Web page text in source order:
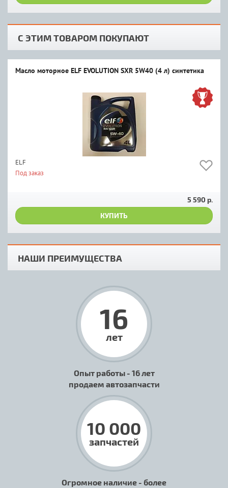
С ЭТИМ ТОВАРОМ ПОКУПАЮТ
Масло моторное ELF EVOLUTION SXR 5W40 (4 л) синтетика
ELF
Под заказ
5 590 р.
КУПИТЬ
НАШИ ПРЕИМУЩЕСТВА
16
лет
Опыт работы - 16 лет
продаем автозапчасти
10 000
запчастей
Огромное наличие - более